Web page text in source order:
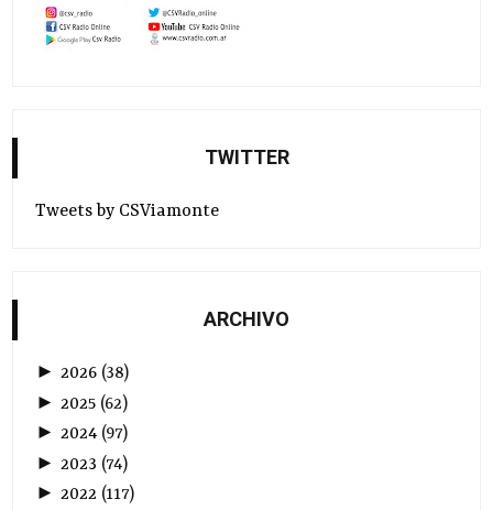
TWITTER
Tweets by CSViamonte
ARCHIVO
►2026 (38)
► 2025 (62)
►2024 (97)
► 2023 (74)
►2022 (117)